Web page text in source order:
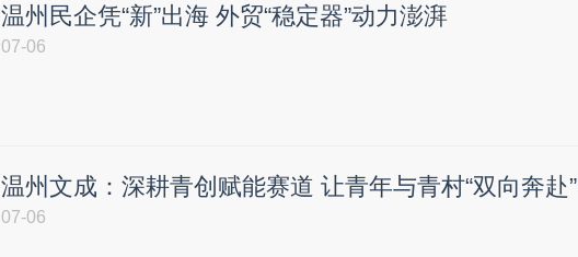
温州民企凭“新”出海 外贸“稳定器”动力澎湃
07-06
温州文成：深耕青创赋能赛道 让青年与青村“双向奔赴”
07-06